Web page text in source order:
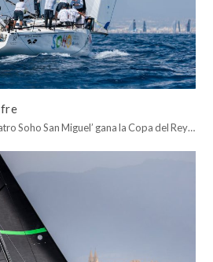
Soho San Miguel’ gana la Copa del Rey…